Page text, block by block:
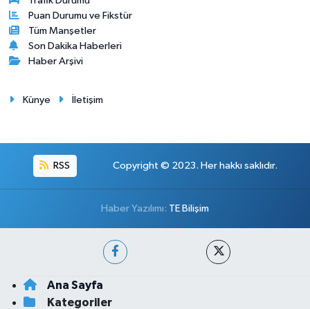
Puan Durumu ve Fikstür
Tüm Manşetler
Son Dakika Haberleri
Haber Arşivi
Künye İletişim
RSS Copyright © 2023. Her hakkı saklıdır.
Haber Yazılımı: TE Bilişim
Ana Sayfa
Kategoriler